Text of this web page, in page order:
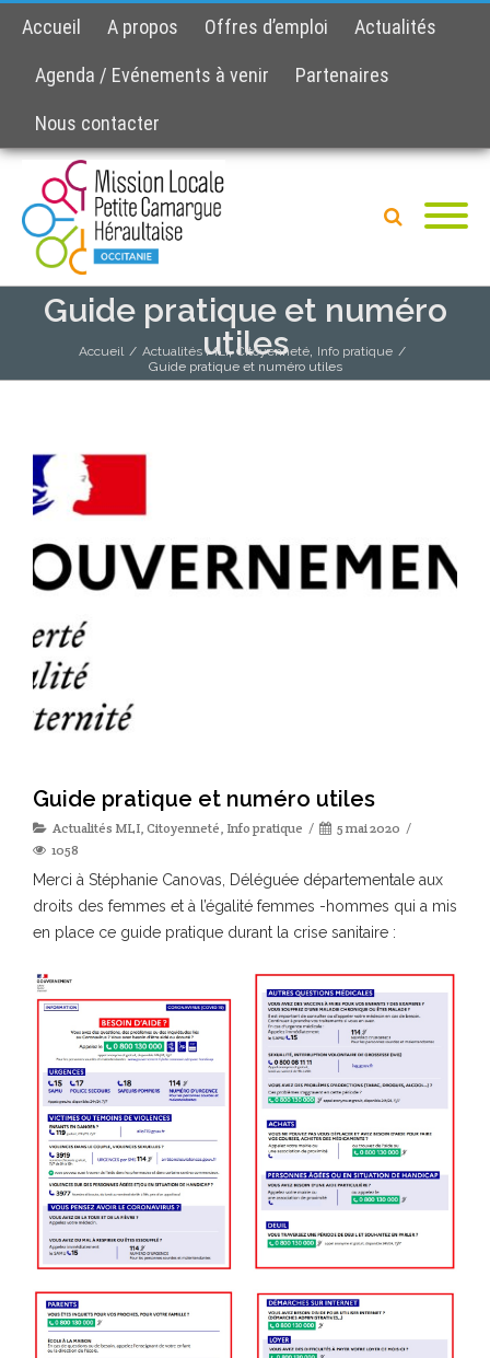
Accueil A propos Offres d’emploi Actualités
Agenda / Evénements à venir Partenaires
Nous contacter
Guide pratique et numéro
utiles
Accueil / Actualités MLI,Citoyenneté Info pratique /
Guide pratique et numéro utiles
Guide pratique et numéro utiles
Actualités MLI Citoyenneté Info pratique
5 mai 2020
1058
Merci à Stéphanie Canovas, Déléguée départementale aux
droits des femmes et à l’égalité femmes -hommes qui a mis
en place ce guide pratique durant la crise sanitaire :